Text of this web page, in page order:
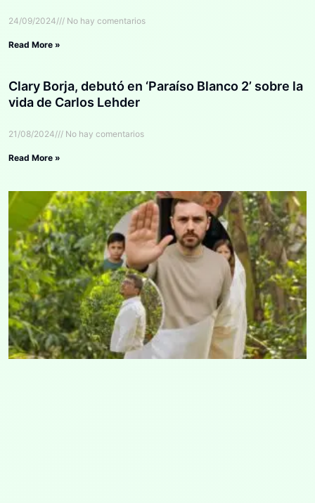
24/09/2024 No hay comentarios
Read More »
Clary Borja, debutó en ‘Paraíso Blanco 2’ sobre la
vida de Carlos Lehder
21/08/2024 No hay comentarios
Read More »